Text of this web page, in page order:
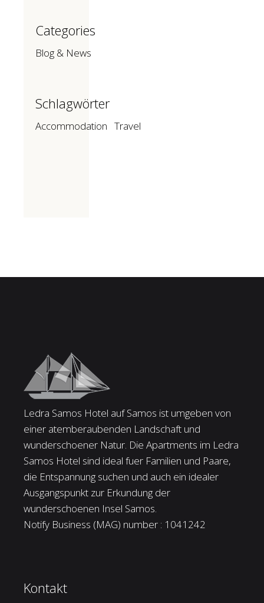
Categories
Blog & News
Schlagwörter
Accommodation Travel
Ledra Samos Hotel auf Samos ist umgeben von
einer atemberaubenden Landschaft und
wunderschoener Natur. Die Apartments im Ledra
Samos Hotel sind ideal fuer Familien und Paare,
die Entspannung suchen und auch ein idealer
Ausgangspunkt zur Erkundung der
wunderschoenen Insel Samos.
Notify Business (MAG) number : 1041242
Kontakt